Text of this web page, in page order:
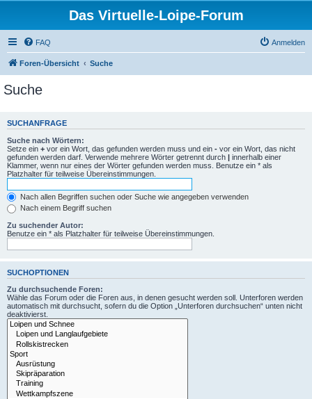
Das Virtuelle-Loipe-Forum
FAQ Anmelden
Foren-Übersicht Suche
Suche
SUCHANFRAGE
Suche nach Wörtern:
Setze ein + vor ein Wort, das gefunden werden muss und ein - vor ein Wort, das nicht
gefunden werden darf. Verwende mehrere Wörter getrennt durch | innerhalb einer
Klammer, wenn nur eines der Wörter gefunden werden muss. Benutze ein * als
Platzhalter für teilweise Übereinstimmungen.
Nach allen Begriffen suchen oder Suche wie angegeben verwenden
Nach einem Begriff suchen
Zu suchender Autor:
Benutze ein * als Platzhalter für teilweise Übereinstimmungen.
SUCHOPTIONEN
Zu durchsuchende Foren:
Wähle das Forum oder die Foren aus, in denen gesucht werden soll. Unterforen werden
automatisch mit durchsucht, sofern du die Option „Unterforen durchsuchen“ unten nicht
deaktivierst.